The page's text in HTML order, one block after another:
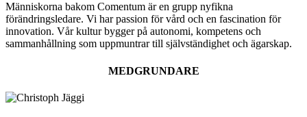
Människorna bakom Comentum är en grupp nyfikna
förändringsledare. Vi har passion för vård och en fascination för
innovation. Vår kultur bygger på autonomi, kompetens och
sammanhållning som uppmuntrar till självständighet och ägarskap.
MEDGRUNDARE